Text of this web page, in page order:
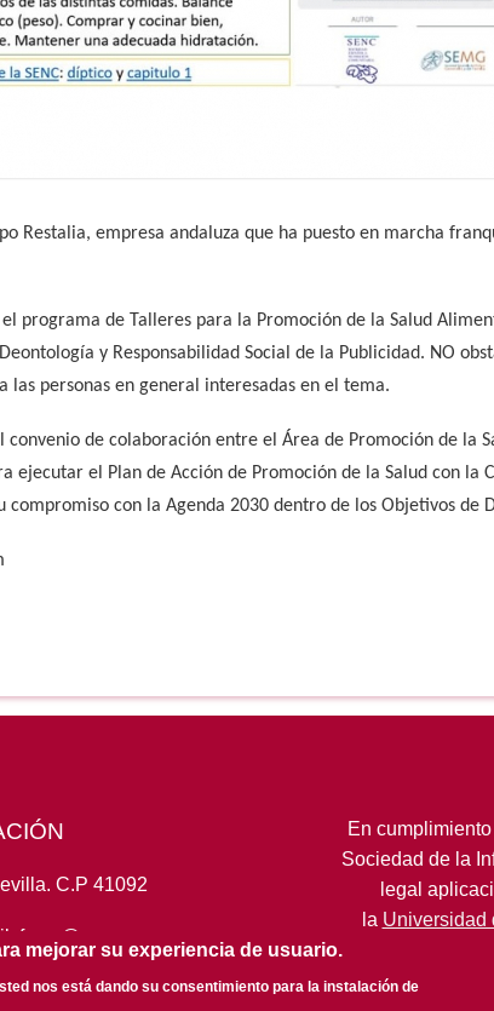
Restalia, empresa andaluza que ha puesto en marcha
programa de Talleres para la Promoción de la Salud
y Responsabilidad Social de la Publicidad. NO
las personas en general interesadas en el tema.
de colaboración entre el Área de Promoción de la
ejecutar el Plan de Acción de Promoción de la Salud con la
compromiso con la Agenda 2030 dentro de los Objetivos de
C.P 41092
fcom@us.es
En
Sociedad de la
legal
la Universidad
mejorar su experiencia de usuario.
nos está dando su consentimiento para la instalación de